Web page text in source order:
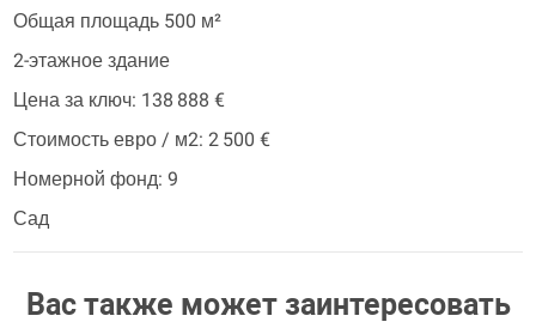
Общая площадь 500 м²
2-этажное здание
Цена за ключ: 138 888 €
Стоимость евро / м2: 2 500 €
Номерной фонд: 9
Сад
Вас также может заинтересовать